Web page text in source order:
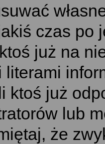
czas
już na
literami
ktoś już
lub
że